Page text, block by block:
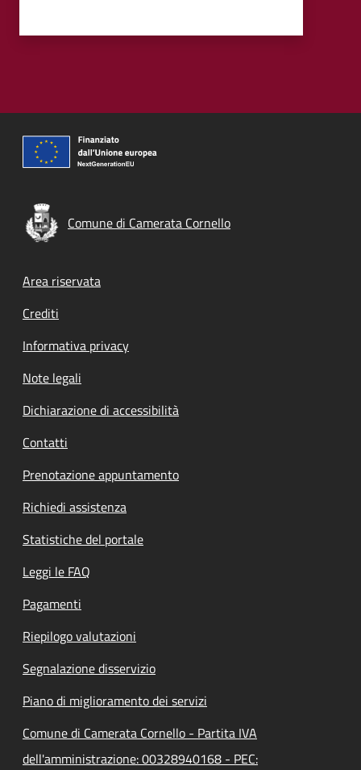
Comune di Camerata Cornello
Footer menu
Area riservata
Crediti
Informativa privacy
Note legali
Dichiarazione di accessibilità
Contatti
Prenotazione appuntamento
Richiedi assistenza
Statistiche del portale
Leggi le FAQ
Pagamenti
Riepilogo valutazioni
Segnalazione disservizio
Piano di miglioramento dei servizi
Comune di Camerata Cornello - Partita IVA
dell'amministrazione: 00328940168 - PEC: